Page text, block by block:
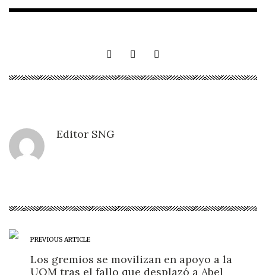
Editor SNG
PREVIOUS ARTICLE
Los gremios se movilizan en apoyo a la
UOM tras el fallo que desplazó a Abel